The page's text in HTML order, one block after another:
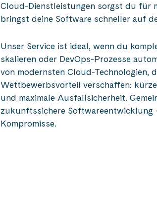
Cloud-Dienstleistungen sorgst du für
bringst deine Software schneller auf
Unser Service ist ideal, wenn du
skalieren oder DevOps-Prozesse
von modernsten Cloud-Technologien,
Wettbewerbsvorteil verschaffen:
und maximale Ausfallsicherheit.
zukunftssichere Softwareentwicklung
Kompromisse.